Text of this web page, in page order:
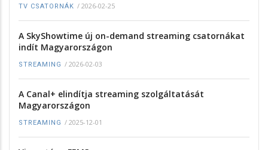
TV CSATORNÁK / 2026-02-25
A SkyShowtime új on-demand streaming csatornákat
indít Magyarországon
STREAMING / 2026-02-03
A Canal+ elindítja streaming szolgáltatását
Magyarországon
STREAMING / 2025-12-01